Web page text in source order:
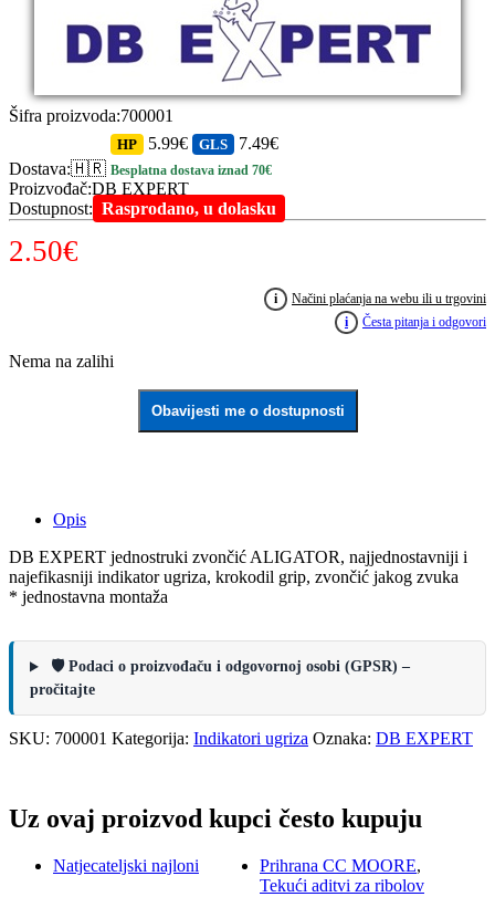
Šifra proizvoda:700001
Dostava:🇭🇷
HP 5.99€ GLS 7.49€
Besplatna dostava iznad 70€
Proizvođač:DB EXPERT
Dostupnost: Rasprodano, u dolasku
2.50€
i
Načini plaćanja na webu ili u trgovini
i
Česta pitanja i odgovori
Nema na zalihi
Obavijesti me o dostupnosti
Opis
DB EXPERT jednostruki zvončić ALIGATOR, najjednostavniji i
najefikasniji indikator ugriza, krokodil grip, zvončić jakog zvuka
* jednostavna montaža
🛡️ Podaci o proizvođaču i odgovornoj osobi (GPSR) –
pročitajte
SKU: 700001 Kategorija: Indikatori ugriza Oznaka: DB EXPERT
Uz ovaj proizvod kupci često kupuju
Natjecateljski najloni Prihrana CC MOORE,
Tekući aditvi za ribolov